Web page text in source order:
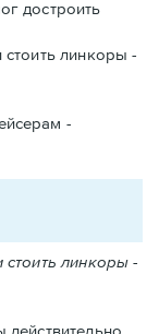
достроить
линкоры -
-
линкоры -